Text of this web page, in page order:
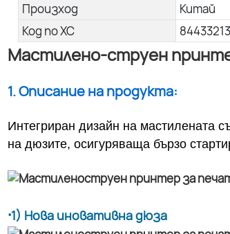
Произход
Китай
Код по ХС
Мастилено-струен
1. Описание на продукта:
Интегриран дизайн на мастилената
на дюзите, осигуряваща бързо
·1) Нова иновативна дюза